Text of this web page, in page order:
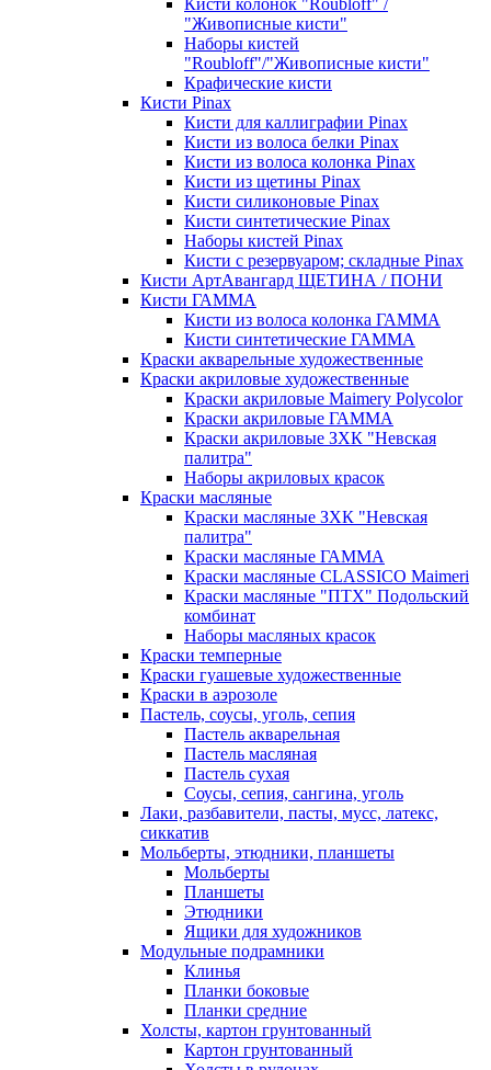
Кисти колонок "Roubloff" /
"Живописные кисти"
Наборы кистей
"Roubloff"/"Живописные кисти"
Крафические кисти
Кисти Pinax
Кисти для каллиграфии Pinax
Кисти из волоса белки Pinax
Кисти из волоса колонка Pinax
Кисти из щетины Pinax
Кисти силиконовые Pinax
Кисти синтетические Pinax
Наборы кистей Pinax
Кисти с резервуаром; складные Pinax
Кисти АртАвангард ЩЕТИНА / ПОНИ
Кисти ГАММА
Кисти из волоса колонка ГАММА
Кисти синтетические ГАММА
Краски акварельные художественные
Краски акриловые художественные
Краски акриловые Maimery Polycolor
Краски акриловые ГАММА
Краски акриловые ЗХК "Невская
палитра"
Наборы акриловых красок
Краски масляные
Краски масляные ЗХК "Невская
палитра"
Краски масляные ГАММА
Краски масляные CLASSICO Maimeri
Краски масляные "ПТХ" Подольский
комбинат
Наборы масляных красок
Краски темперные
Краски гуашевые художественные
Краски в аэрозоле
Пастель, соусы, уголь, сепия
Пастель акварельная
Пастель масляная
Пастель сухая
Соусы, сепия, сангина, уголь
Лаки, разбавители, пасты, мусс, латекс,
сиккатив
Мольберты, этюдники, планшеты
Мольберты
Планшеты
Этюдники
Ящики для художников
Модульные подрамники
Клинья
Планки боковые
Планки средние
Холсты, картон грунтованный
Картон грунтованный